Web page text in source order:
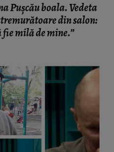
Pușcău boala. Vedeta
din salon:
fie milă de mine.”